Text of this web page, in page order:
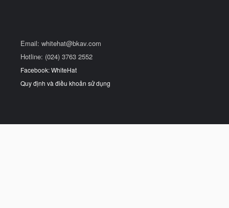
Email: whitehat@bkav.com
Hotline: (024) 3763 2552
Facebook: WhiteHat
Quy định và điều khoản sử dụng